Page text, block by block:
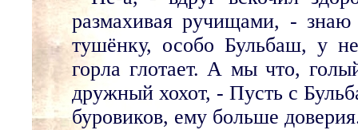
размахивая ручищами, -
тушёнку, особо Бульбаш, у
горла глотает. А мы что,
дружный хохот, - Пусть с
буровиков, ему больше